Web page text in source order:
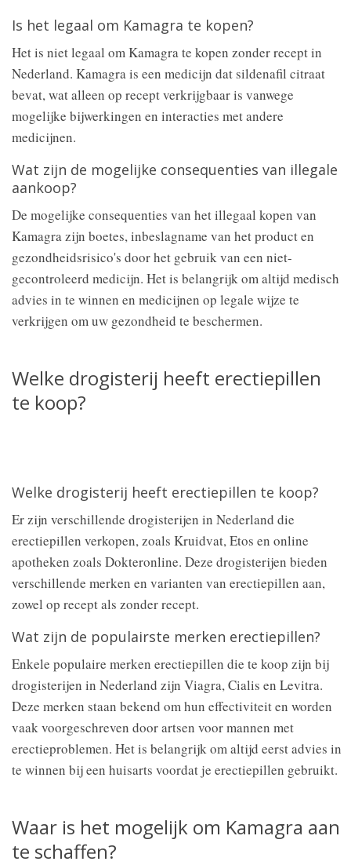
Is het legaal om Kamagra te kopen?
Het is niet legaal om Kamagra te kopen zonder recept in
Nederland. Kamagra is een medicijn dat sildenafil citraat
bevat, wat alleen op recept verkrijgbaar is vanwege
mogelijke bijwerkingen en interacties met andere
medicijnen.
Wat zijn de mogelijke consequenties van illegale
aankoop?
De mogelijke consequenties van het illegaal kopen van
Kamagra zijn boetes, inbeslagname van het product en
gezondheidsrisico's door het gebruik van een niet-
gecontroleerd medicijn. Het is belangrijk om altijd medisch
advies in te winnen en medicijnen op legale wijze te
verkrijgen om uw gezondheid te beschermen.
Welke drogisterij heeft erectiepillen
te koop?
Welke drogisterij heeft erectiepillen te koop?
Er zijn verschillende drogisterijen in Nederland die
erectiepillen verkopen, zoals Kruidvat, Etos en online
apotheken zoals Dokteronline. Deze drogisterijen bieden
verschillende merken en varianten van erectiepillen aan,
zowel op recept als zonder recept.
Wat zijn de populairste merken erectiepillen?
Enkele populaire merken erectiepillen die te koop zijn bij
drogisterijen in Nederland zijn Viagra, Cialis en Levitra.
Deze merken staan bekend om hun effectiviteit en worden
vaak voorgeschreven door artsen voor mannen met
erectieproblemen. Het is belangrijk om altijd eerst advies in
te winnen bij een huisarts voordat je erectiepillen gebruikt.
Waar is het mogelijk om Kamagra aan
te schaffen?